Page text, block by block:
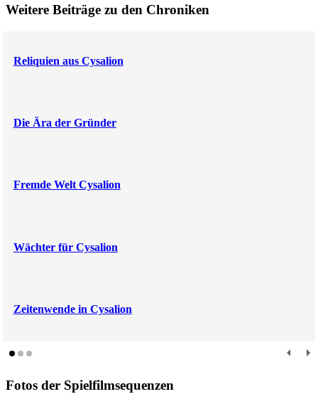
Weitere Beiträge zu den Chroniken
Reliquien aus Cysalion
Die Ära der Gründer
Fremde Welt Cysalion
Wächter für Cysalion
Zeitenwende in Cysalion
Fotos der Spielfilmsequenzen